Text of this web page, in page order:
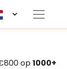
op1000+